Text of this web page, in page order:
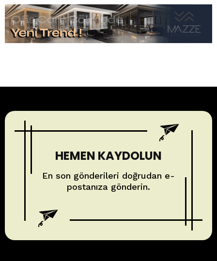
HEMEN KAYDOLUN
En son gönderileri doğrudan e-
postanıza gönderin.